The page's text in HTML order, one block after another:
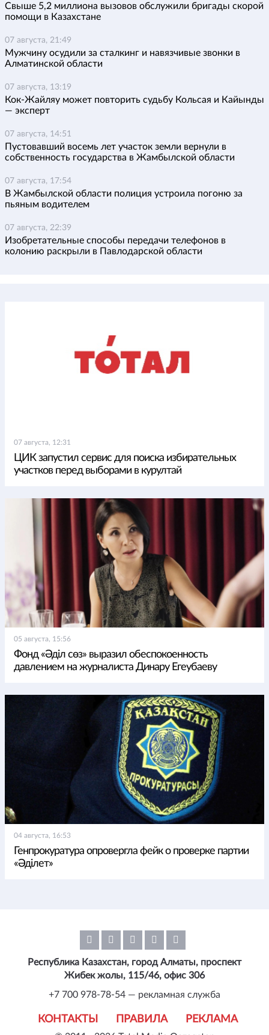
Свыше 5,2 миллиона вызовов обслужили бригады скорой
помощи в Казахстане
07 августа, 21:49
Мужчину осудили за сталкинг и навязчивые звонки в
Алматинской области
07 августа, 13:19
Кок-Жайляу может повторить судьбу Кольсая и Кайынды
— эксперт
07 августа, 14:51
Пустовавший восемь лет участок земли вернули в
собственность государства в Жамбылской области
07 августа, 17:54
В Жамбылской области полиция устроила погоню за
пьяным водителем
07 августа, 22:39
Изобретательные способы передачи телефонов в
колонию раскрыли в Павлодарской области
07 августа, 12:31
ЦИК запустил сервис для поиска избирательных
участков перед выборами в курултай
05 августа, 15:56
Фонд «Әділ сөз» выразил обеспокоенность
давлением на журналиста Динару Егеубаеву
04 августа, 16:53
Генпрокуратура опровергла фейк о проверке партии
«Әділет»
КОНТАКТЫ ПРАВИЛА РЕКЛАМА
Республика Казахстан, город Алматы, проспект
Жибек жолы, 115/46, офис 306
+7 700 978-78-54 — рекламная служба